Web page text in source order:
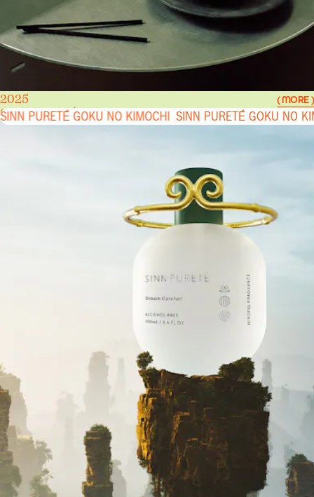
2025 ( MORE )
SINN PURETÉ GOKU NO KIMOCHI SINN PURETÉ GOKU NO
SINN PURETÉ GOKU NO KIMOCHI